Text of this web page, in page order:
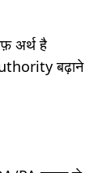
अर्थ है
बढ़ाने